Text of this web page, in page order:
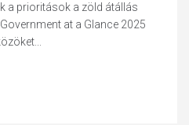
a prioritások a zöld átállás
at a Glance 2025